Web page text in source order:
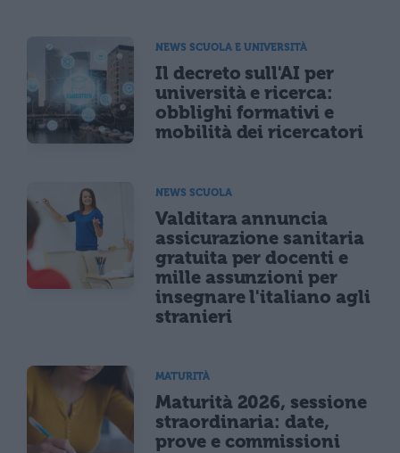
NEWS SCUOLA E UNIVERSITÀ
Il decreto sull'AI per
università e ricerca:
obblighi formativi e
mobilità dei ricercatori
NEWS SCUOLA
Valditara annuncia
assicurazione sanitaria
gratuita per docenti e
mille assunzioni per
insegnare l'italiano agli
stranieri
MATURITÀ
Maturità 2026, sessione
straordinaria: date,
prove e commissioni